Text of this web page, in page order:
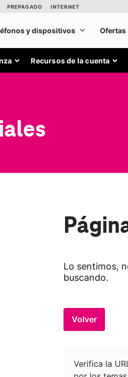
Recursos de la cuenta